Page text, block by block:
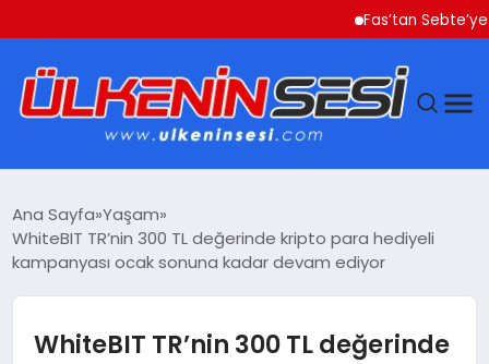
Fas’tan Sebte’ye
Ana Sayfa Yaşam
WhiteBIT TR’nin 300 TL değerinde kripto para hediyeli
kampanyası ocak sonuna kadar devam ediyor
WhiteBIT TR’nin 300 TL değerinde